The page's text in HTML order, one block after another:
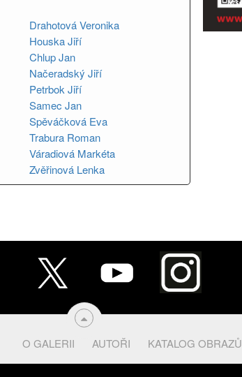
Drahotová Veronika
Houska Jiří
Chlup Jan
Načeradský Jiří
Petrbok Jiří
Samec Jan
Spěváčková Eva
Trabura Roman
Váradiová Markéta
Zvěřinová Lenka
O GALERII AUTOŘI KATALOG OBRAZŮ